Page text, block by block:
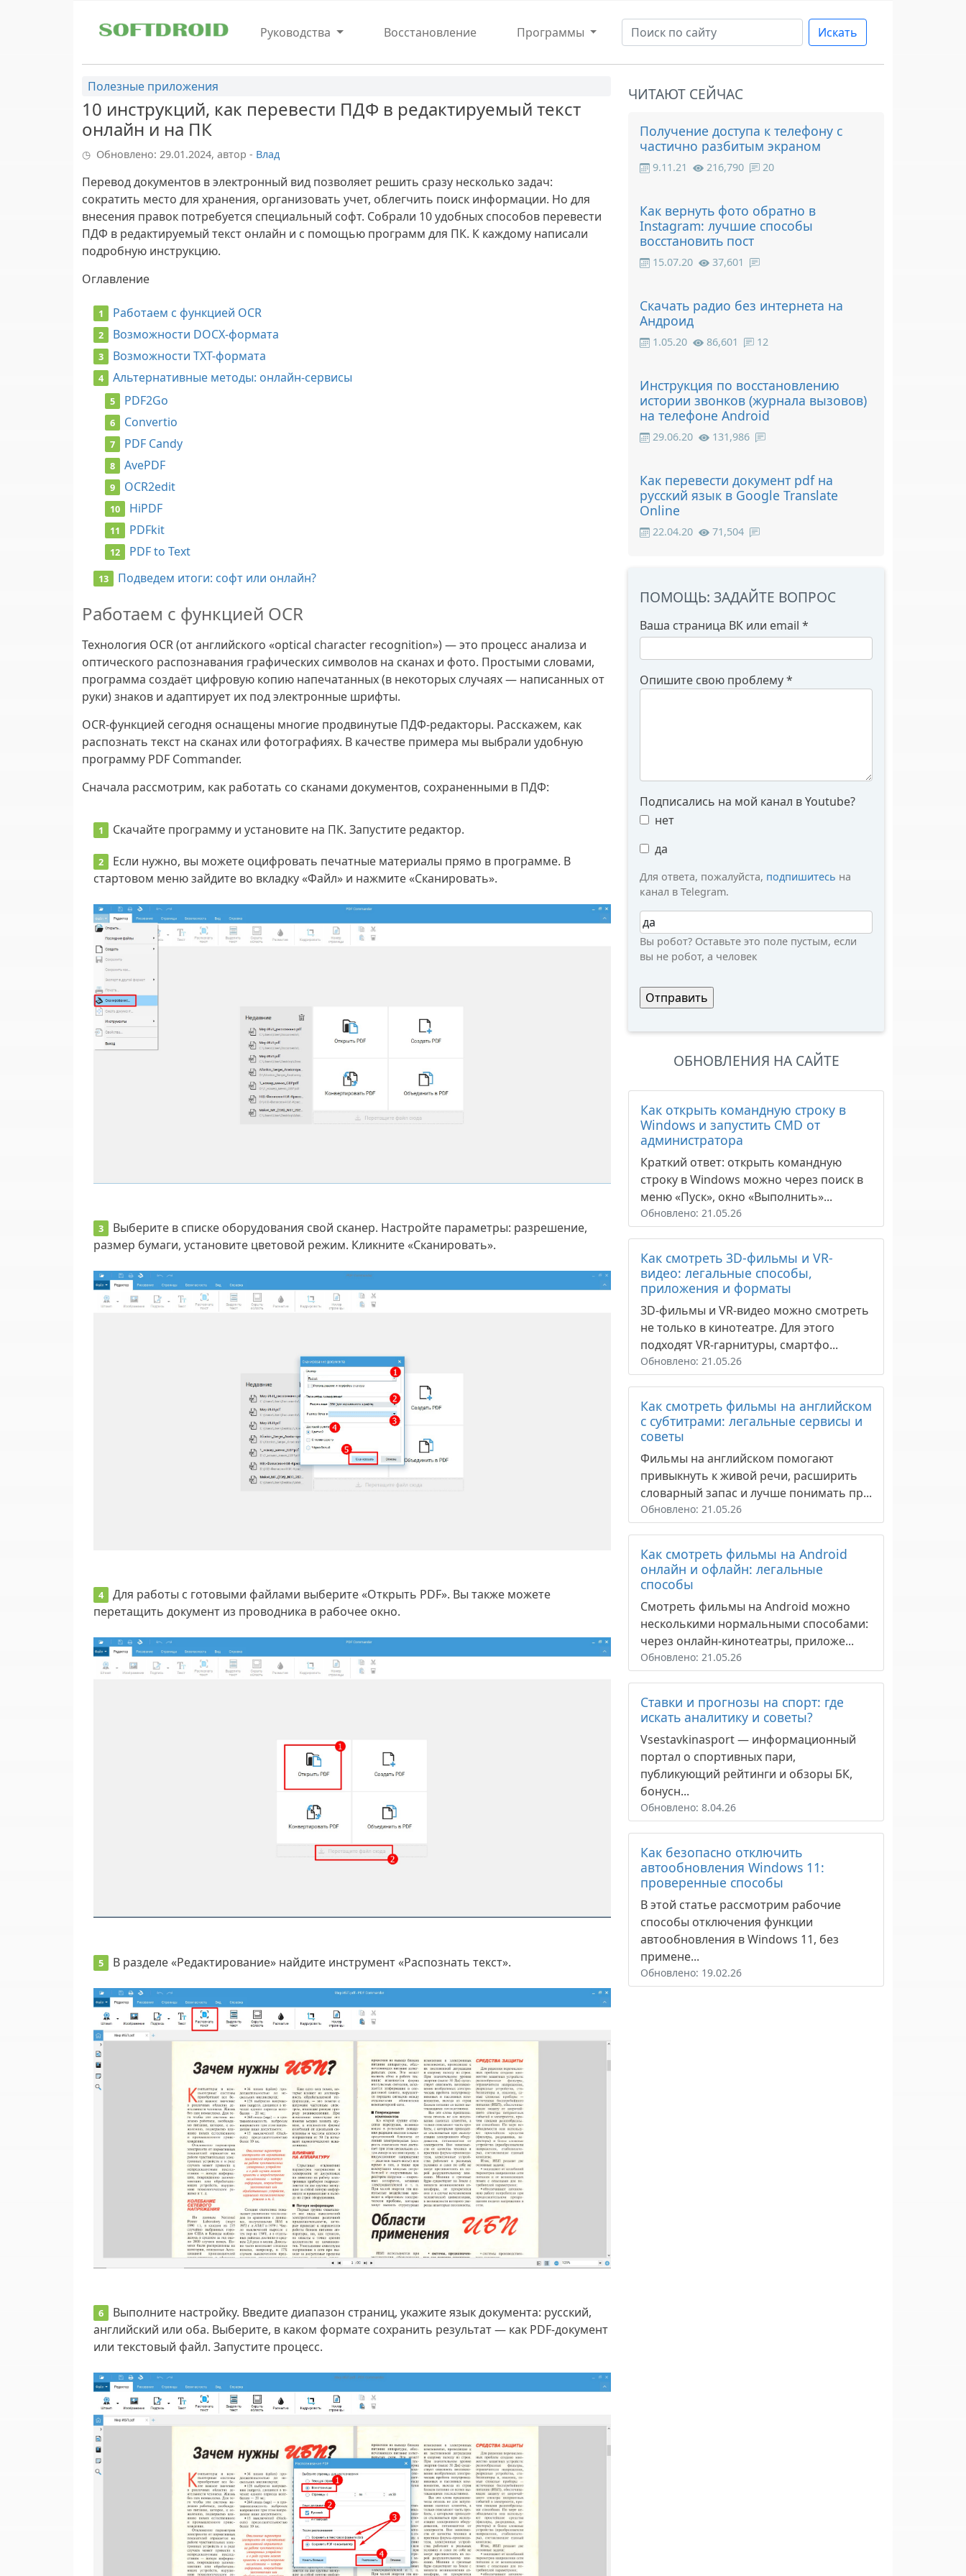
Руководства
Восстановление Программы Искать
Полезные приложения
10 инструкций, как перевести ПДФ в редактируемый текст
онлайн и на ПК
Обновлено: 29.01.2024, автор - Влад
Перевод документов в электронный вид позволяет решить сразу несколько задач:
сократить место для хранения, организовать учет, облегчить поиск информации. Но для
внесения правок потребуется специальный софт. Собрали 10 удобных способов перевести
ПДФ в редактируемый текст онлайн и с помощью программ для ПК. К каждому написали
подробную инструкцию.
Оглавление
Работаем с функцией OCR
Возможности DOCX-формата
Возможности TXT-формата
Альтернативные методы: онлайн-сервисы
PDF2Go
Convertio
PDF Candy
AvePDF
OCR2edit
HiPDF
PDFkit
PDF to Text
Подведем итоги: софт или онлайн?
Работаем с функцией OCR
Технология OCR (от английского «optical character recognition») — это процесс анализа и
оптического распознавания графических символов на сканах и фото. Простыми словами,
программа создаёт цифровую копию напечатанных (в некоторых случаях — написанных от
руки) знаков и адаптирует их под электронные шрифты.
OCR-функцией сегодня оснащены многие продвинутые ПДФ-редакторы. Расскажем, как
распознать текст на сканах или фотографиях. В качестве примера мы выбрали удобную
программу PDF Commander.
Сначала рассмотрим, как работать со сканами документов, сохраненными в ПДФ:
Скачайте программу и установите на ПК. Запустите редактор.
Если нужно, вы можете оцифровать печатные материалы прямо в программе. В
стартовом меню зайдите во вкладку «Файл» и нажмите «Сканировать».
Выберите в списке оборудования свой сканер. Настройте параметры: разрешение,
размер бумаги, установите цветовой режим. Кликните «Сканировать».
Для работы с готовыми файлами выберите «Открыть PDF». Вы также можете
перетащить документ из проводника в рабочее окно.
В разделе «Редактирование» найдите инструмент «Распознать текст».
Выполните настройку. Введите диапазон страниц, укажите язык документа: русский,
английский или оба. Выберите, в каком формате сохранить результат — как PDF-документ
или текстовый файл. Запустите процесс.
ЧИТАЮТ СЕЙЧАС
Получение доступа к телефону с
частично разбитым экраном
9.11.21 216,790 20
Как вернуть фото обратно в
Instagram: лучшие способы
восстановить пост
15.07.20 37,601
Скачать радио без интернета на
Андроид
1.05.20 86,601 12
Инструкция по восстановлению
истории звонков (журнала вызовов)
на телефоне Android
29.06.20 131,986
Как перевести документ pdf на
русский язык в Google Translate
Online
22.04.20 71,504
ПОМОЩЬ: ЗАДАЙТЕ ВОПРОС
Ваша страница ВК или email *
Опишите свою проблему*
Подписались на мой канал в Youtube?
нет
да
Для ответа, пожалуйста, подпишитесь на
канал в Telegram.
Вы робот?
Вы робот? Оставьте это поле пустым, если
вы не робот, а человек
ОБНОВЛЕНИЯ НА САЙТЕ
Как открыть командную строку в
Windows и запустить CMD от
администратора
Краткий ответ: открыть командную
строку в Windows можно через поиск в
меню «Пуск», окно «Выполнить»...
Обновлено: 21.05.26
Как смотреть 3D-фильмы и VR-
видео: легальные способы,
приложения и форматы
3D-фильмы и VR-видео можно смотреть
не только в кинотеатре. Для этого
подходят VR-гарнитуры, смартфо...
Обновлено: 21.05.26
Как смотреть фильмы на английском
с субтитрами: легальные сервисы и
советы
Фильмы на английском помогают
привыкнуть к живой речи, расширить
словарный запас и лучше понимать пр...
Обновлено: 21.05.26
Как смотреть фильмы на Android
онлайн и офлайн: легальные
способы
Смотреть фильмы на Android можно
несколькими нормальными способами:
через онлайн-кинотеатры, приложе...
Обновлено: 21.05.26
Ставки и прогнозы на спорт: где
искать аналитику и советы?
Vsestavkinasport — информационный
портал о спортивных пари,
публикующий рейтинги и обзоры БК,
бонусн...
Обновлено: 8.04.26
Как безопасно отключить
автообновления Windows 11:
проверенные способы
В этой статье рассмотрим рабочие
способы отключения функции
автообновления в Windows 11, без
примене...
Обновлено: 19.02.26